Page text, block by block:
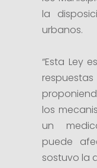
la
urbanos.
“Esta Ley
los
un
puede
sostuvo la